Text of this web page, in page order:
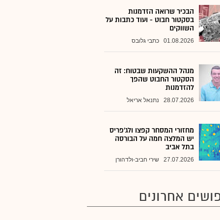
הבכיר שרואה הזדמנות
בסקטור חבוט - ועוד כתבות על
השווקים
01.08.2026 כתבי גלובס
מנהל ההשקעות שבטוח: זה
הסקטור החבוט שהפך
להזדמנות
28.07.2026 נתנאל אריאל
מחזורי המסחר קפצו ולג'פריס
יש המלצה חמה על הבורסה
בתל אביב
27.07.2026 שירי חביב-ולדהורן
אחרונים